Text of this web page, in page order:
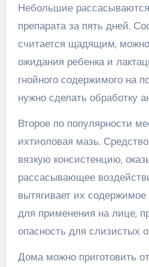
Небольшие
препарата за пять дней.
считается щадящим,
ожидания ребенка и
гнойного содержимого на
нужно сделать обработку
Второе по популярности
ихтиоловая мазь.
вязкую консистенцию,
рассасывающее
вытягивает их
для применения на лице,
опасность для слизистых
Дома можно приготовить